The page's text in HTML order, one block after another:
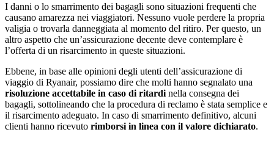
I danni o lo smarrimento dei bagagli sono situazioni frequenti che
causano amarezza nei viaggiatori. Nessuno vuole perdere la propria
valigia o trovarla danneggiata al momento del ritiro. Per questo, un
altro aspetto che un’assicurazione decente deve contemplare è
l’offerta di un risarcimento in queste situazioni.
Ebbene, in base alle opinioni degli utenti dell’assicurazione di
viaggio di Ryanair, possiamo dire che molti hanno segnalato una
risoluzione accettabile in caso di ritardi nella consegna dei
bagagli, sottolineando che la procedura di reclamo è stata semplice e
il risarcimento adeguato. In caso di smarrimento definitivo, alcuni
clienti hanno ricevuto rimborsi in linea con il valore dichiarato.